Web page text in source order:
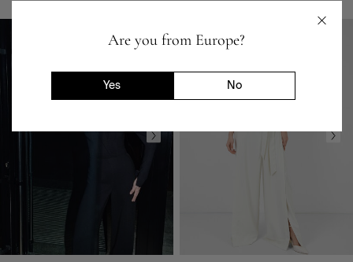
Are you from Europe?
Yes No
Піджаки, жакети,
Футболки
Bestseller
Корсети